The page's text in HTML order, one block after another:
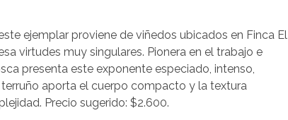
ejemplar proviene de viñedos ubicados en Finca El
virtudes muy singulares. Pionera en el trabajo e
presenta este exponente especiado, intenso,
aporta el cuerpo compacto y la textura
Precio sugerido: $2.600.